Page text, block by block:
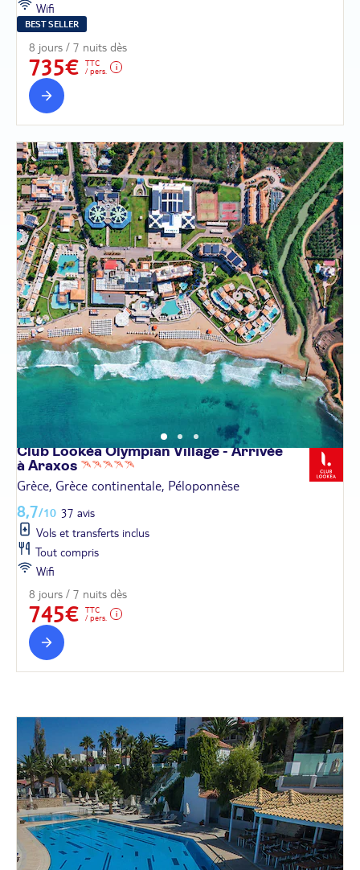
Wifi
BEST SELLER
8 jours / 7 nuits dès
735€
TTC
/ pers.
Club Lookéa Olympian Village - Arrivée
à Araxos
Grèce, Grèce continentale, Péloponnèse
8,7/10 37 avis
Vols et transferts inclus
Tout compris
Wifi
8 jours / 7 nuits dès
745€
TTC
/ pers.